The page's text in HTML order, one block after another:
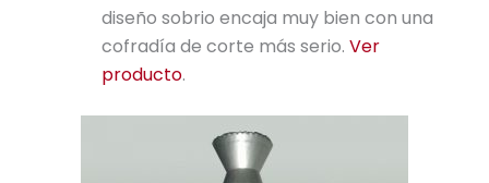
diseño sobrio encaja muy bien con una
cofradía de corte más serio. Ver
producto.